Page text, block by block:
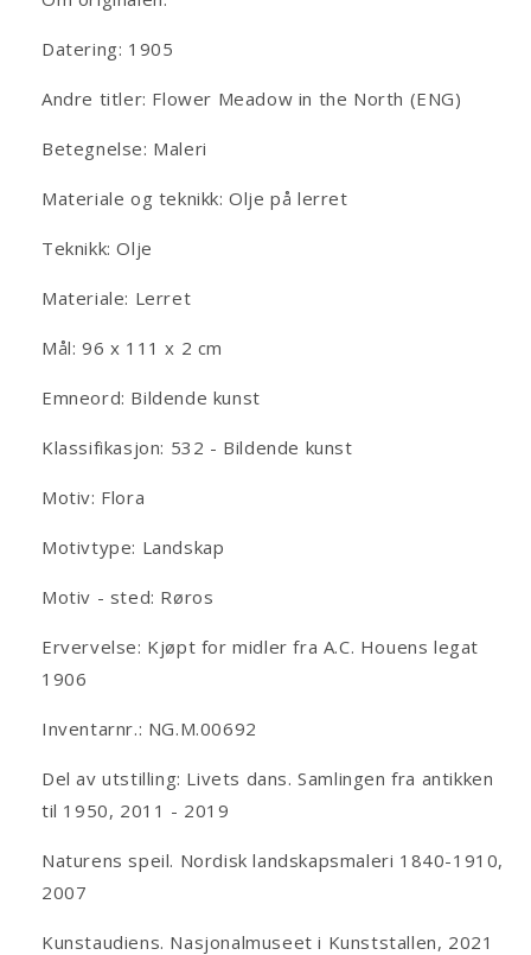
Datering: 1905
Andre titler: Flower Meadow in the North (ENG)
Betegnelse: Maleri
Materiale og teknikk: Olje på lerret
Teknikk: Olje
Materiale: Lerret
Mål: 96 x 111 x 2 cm
Emneord: Bildende kunst
Klassifikasjon: 532 - Bildende kunst
Motiv: Flora
Motivtype: Landskap
Motiv - sted: Røros
Ervervelse: Kjøpt for midler fra A.C. Houens legat
1906
Inventarnr.: NG.M.00692
Del av utstilling: Livets dans. Samlingen fra antikken
til 1950, 2011 - 2019
Naturens speil. Nordisk landskapsmaleri 1840-1910,
2007
Kunstaudiens. Nasjonalmuseet i Kunststallen, 2021